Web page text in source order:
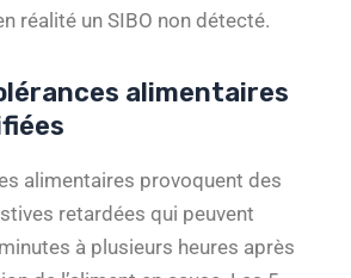
réalité un SIBO non détecté.
alimentaires
alimentaires provoquent des
retardées qui peuvent
à plusieurs heures après